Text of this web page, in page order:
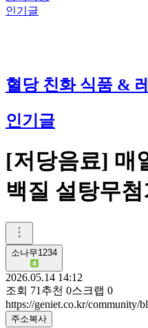
인기글
혈당 친화 식품 &
인기글
[저당음료] 매
백질 설탕무
소나무1234
2026.05.14 14:12
조회 71 추천 0스크랩 0
https://geniet.co.kr/community/
주소복사